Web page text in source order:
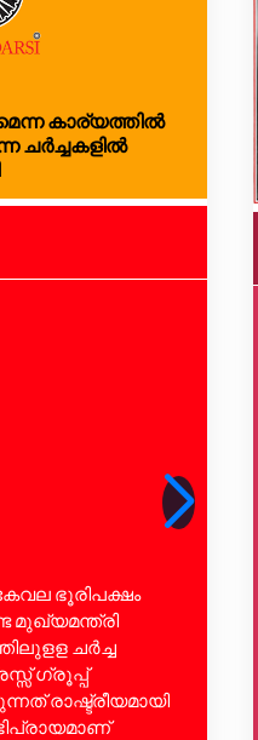
കാര്യത്തില്‍
ചര്‍ച്ചകളില്‍
ഭൂരിപക്ഷം
മുഖ്യമന്ത്രി
ചര്‍ച്ച
ഗ്രൂപ്പ്
രാഷ്ട്രീയമായി